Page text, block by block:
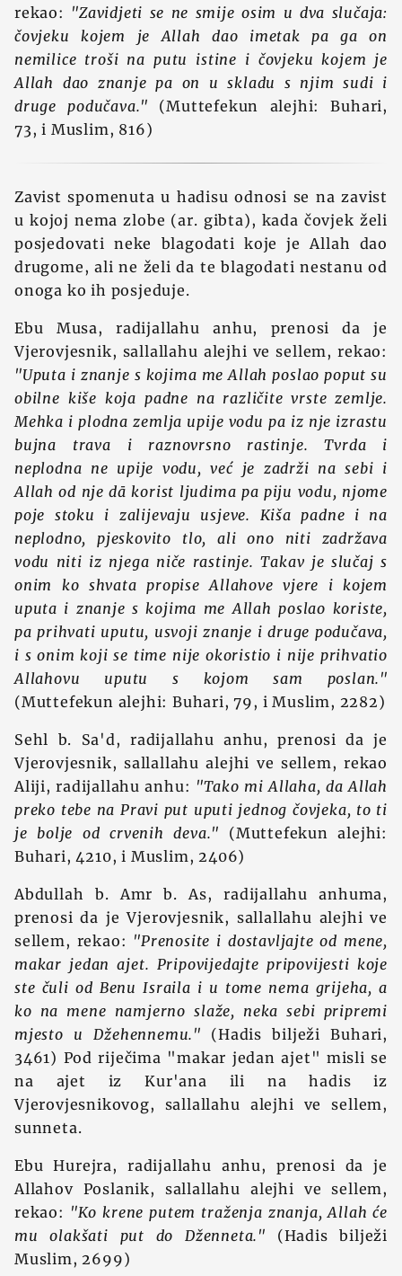
rekao: "Zavidjeti se ne smije osim u dva slučaja:
čovjeku kojem je Allah dao imetak pa ga on
nemilice troši na putu istine i čovjeku kojem je
Allah dao znanje pa on u skladu s njim sudi i
druge podučava." (Muttefekun alejhi: Buhari,
73, i Muslim, 816)
Zavist spomenuta u hadisu odnosi se na zavist
u kojoj nema zlobe (ar. gibta), kada čovjek želi
posjedovati neke blagodati koje je Allah dao
drugome, ali ne želi da te blagodati nestanu od
onoga ko ih posjeduje.
Ebu Musa, radijallahu anhu, prenosi da je
Vjerovjesnik, sallallahu alejhi ve sellem, rekao:
"Uputa i znanje s kojima me Allah poslao poput su
obilne kiše koja padne na različite vrste zemlje.
Mehka i plodna zemlja upije vodu pa iz nje izrastu
bujna trava i raznovrsno rastinje. Tvrda i
neplodna ne upije vodu, već je zadrži na sebi i
Allah od nje dā korist ljudima pa piju vodu, njome
poje stoku i zalijevaju usjeve. Kiša padne i na
neplodno, pjeskovito tlo, ali ono niti zadržava
vodu niti iz njega niče rastinje. Takav je slučaj s
onim ko shvata propise Allahove vjere i kojem
uputa i znanje s kojima me Allah poslao koriste,
pa prihvati uputu, usvoji znanje i druge podučava,
i s onim koji se time nije okoristio i nije prihvatio
Allahovu uputu s kojom sam poslan."
(Muttefekun alejhi: Buhari, 79, i Muslim, 2282)
Sehl b. Sa'd, radijallahu anhu, prenosi da je
Vjerovjesnik, sallallahu alejhi ve sellem, rekao
Aliji, radijallahu anhu: "Tako mi Allaha, da Allah
preko tebe na Pravi put uputi jednog čovjeka, to ti
je bolje od crvenih deva." (Muttefekun alejhi:
Buhari, 4210, i Muslim, 2406)
Abdullah b. Amr b. As, radijallahu anhuma,
prenosi da je Vjerovjesnik, sallallahu alejhi ve
sellem, rekao: "Prenosite i dostavljajte od mene,
makar jedan ajet. Pripovijedajte pripovijesti koje
ste čuli od Benu Israila i u tome nema grijeha, a
ko na mene namjerno slaže, neka sebi pripremi
mjesto u Džehennemu." (Hadis bilježi Buhari,
3461) Pod riječima "makar jedan ajet" misli se
na ajet iz Kur'ana ili na hadis iz
Vjerovjesnikovog, sallallahu alejhi ve sellem,
sunneta.
Ebu Hurejra, radijallahu anhu, prenosi da je
Allahov Poslanik, sallallahu alejhi ve sellem,
rekao: "Ko krene putem traženja znanja, Allah će
mu olakšati put do Dženneta." (Hadis bilježi
Muslim, 2699)